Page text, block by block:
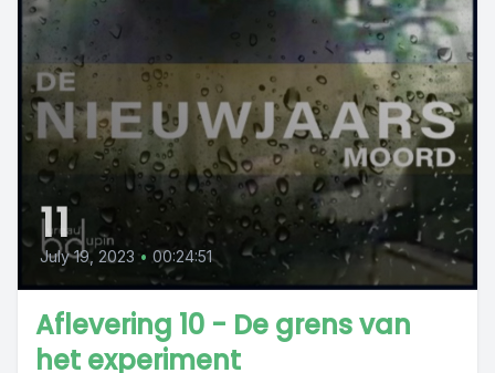
11
July 19, 2023 • 00:24:51
Aflevering 10 - De grens van
het experiment